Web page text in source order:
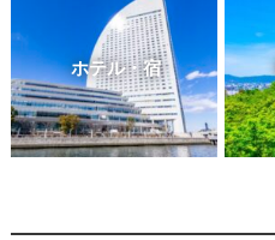
ホテル・宿